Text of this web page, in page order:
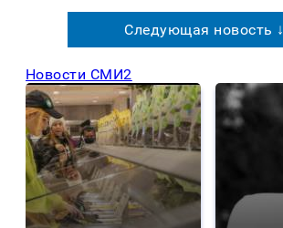
Следующая новость ↓
Новости СМИ2